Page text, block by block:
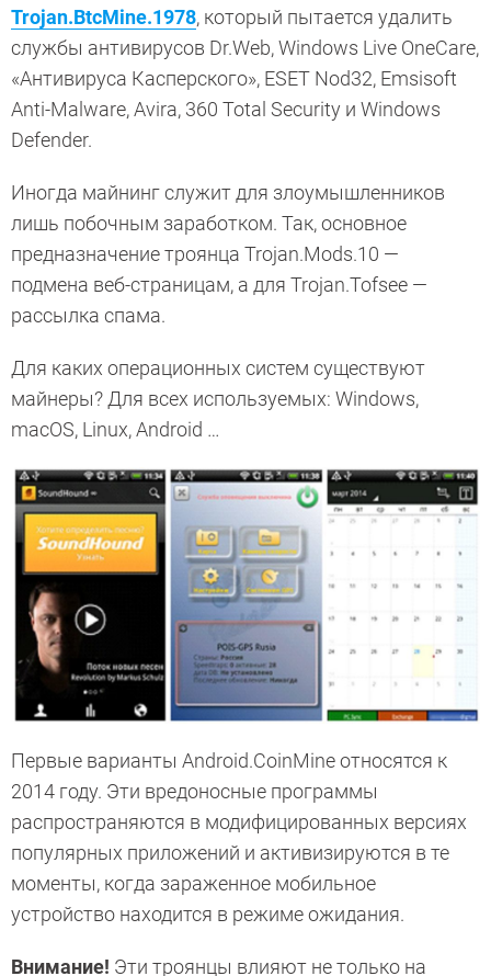
Trojan.BtcMine.1978, который пытается удалить
службы антивирусов Dr.Web, Windows Live OneCare,
«Антивируса Касперского», ESET Nod32, Emsisoft
Anti-Malware, Avira, 360 Total Security и Windows
Defender.
Иногда майнинг служит для злоумышленников
лишь побочным заработком. Так, основное
предназначение троянца Trojan.Mods.10 —
подмена веб-страницам, а для Trojan.Tofsee —
рассылка спама.
Для каких операционных систем существуют
майнеры? Для всех используемых: Windows,
macOS, Linux, Android …
Первые варианты Android.CoinMine относятся к
2014 году. Эти вредоносные программы
распространяются в модифицированных версиях
популярных приложений и активизируются в те
моменты, когда зараженное мобильное
устройство находится в режиме ожидания.
Внимание! Эти троянцы влияют не только на